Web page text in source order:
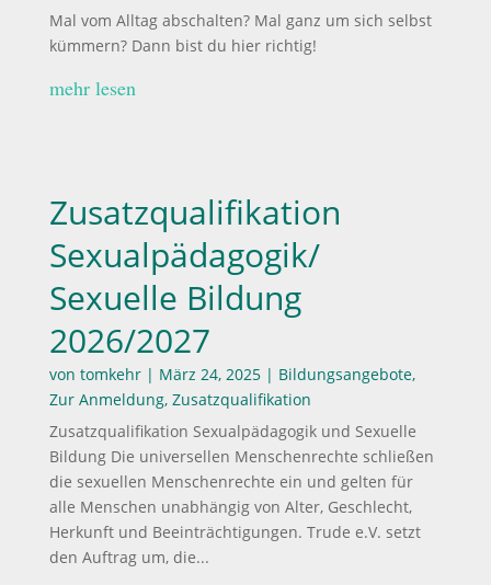
Mal vom Alltag abschalten? Mal ganz um sich selbst
kümmern? Dann bist du hier richtig!
mehr lesen
Zusatzqualifikation
Sexualpädagogik/
Sexuelle Bildung
2026/2027
von tomkehr| März 24, 2025| Bildungsangebote,
Zur Anmeldung, Zusatzqualifikation
Zusatzqualifikation Sexualpädagogik und Sexuelle
Bildung Die universellen Menschenrechte schließen
die sexuellen Menschenrechte ein und gelten für
alle Menschen unabhängig von Alter, Geschlecht,
Herkunft und Beeinträchtigungen. Trude e.V. setzt
den Auftrag um, die...